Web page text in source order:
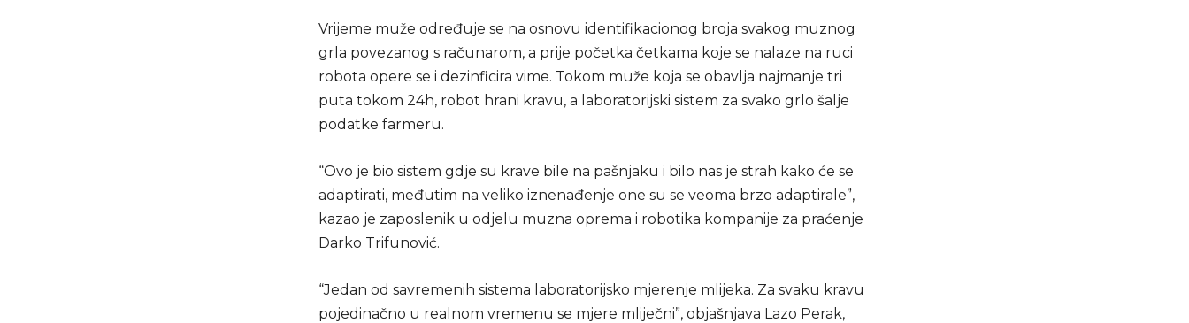
Vrijeme muže određuje se na osnovu identifikacionog broja svakog muznog
grla povezanog s računarom, a prije početka četkama koje se nalaze na ruci
robota opere se i dezinficira vime. Tokom muže koja se obavlja najmanje tri
puta tokom 24h, robot hrani kravu, a laboratorijski sistem za svako grlo šalje
podatke farmeru.
“Ovo je bio sistem gdje su krave bile na pašnjaku i bilo nas je strah kako će se
adaptirati, međutim na veliko iznenađenje one su se veoma brzo adaptirale”,
kazao je zaposlenik u odjelu muzna oprema i robotika kompanije za praćenje
Darko Trifunović.
“Jedan od savremenih sistema laboratorijsko mjerenje mlijeka. Za svaku kravu
pojedinačno u realnom vremenu se mjere mliječni”, objašnjava Lazo Perak,